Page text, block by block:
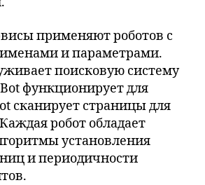
применяют роботов с
и параметрами.
поисковую систему
функционирует для
сканирует страницы для
робот обладает
установления
и периодичности